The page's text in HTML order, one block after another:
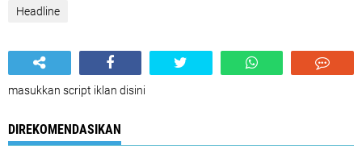
Headline
masukkan script iklan disini
DIREKOMENDASIKAN